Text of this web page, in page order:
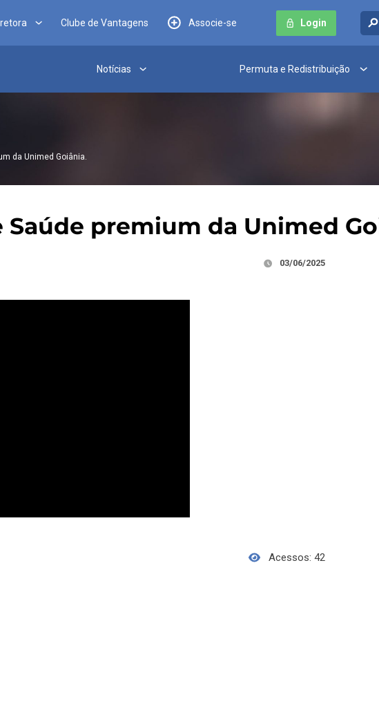
Clube de Vantagens Associe-se Login
Notícias Permuta e Redistribuição
da Unimed Goiânia.
premium da Unimed
03/06/2025
Acessos: 42